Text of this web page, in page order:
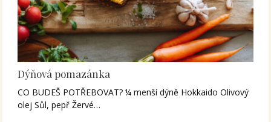
Dýňová pomazánka
CO BUDEŠ POTŘEBOVAT? ¼ menší dýně Hokkaido Olivový
olej Sůl, pepř Žervé…